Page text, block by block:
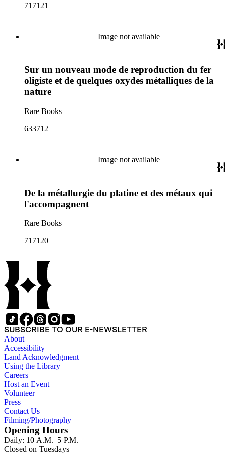
717121
Image not available
Sur un nouveau mode de reproduction du fer
oligiste et de quelques oxydes métalliques de la
nature
Rare Books
633712
Image not available
De la métallurgie du platine et des métaux qui
l'accompagnent
Rare Books
717120
SUBSCRIBE TO OUR E-NEWSLETTER
About
Accessibility
Land Acknowledgment
Using the Library
Careers
Host an Event
Volunteer
Press
Contact Us
Filming/Photography
Opening Hours
Daily: 10 A.M.–5 P.M.
Closed on Tuesdays